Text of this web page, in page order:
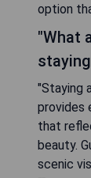
option
"What
"Staying
provides
that
beauty.
scenic